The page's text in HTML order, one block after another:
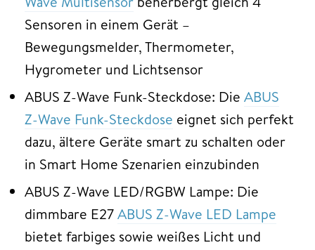
Sensoren in einem Gerät –
Bewegungsmelder, Thermometer,
Hygrometer und Lichtsensor
ABUS Z-Wave Funk-Steckdose: Die ABUS
Z-Wave Funk-Steckdose eignet sich perfekt
dazu, ältere Geräte smart zu schalten oder
in Smart Home Szenarien einzubinden
ABUS Z-Wave LED/RGBW Lampe: Die
dimmbare E27ABUS Z-Wave LED Lampe
bietet farbiges sowie weißes Licht und